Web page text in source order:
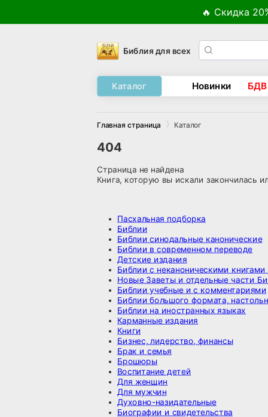
🔥 Скидка
Библия для всех
Каталог Новинки БДВ
Главная страница Каталог
404
Страница не найдена
Книга, которую вы искали закончилась
Пасхальная подборка
Библии
Библии синодальные канонические
Библии в современном переводе
Детские издания
Библии с неканоническими книгами
Новые Заветы и отдельные части
Библии учебные и с комментариями
Библии большого формата,
Библии на иностранных языках
Карманные издания
Книги
Бизнес, лидерство, финансы
Брак и семья
Брошюры
Воспитание детей
Для женщин
Для мужчин
Духовно-назидательные
Биографии и свидетельства